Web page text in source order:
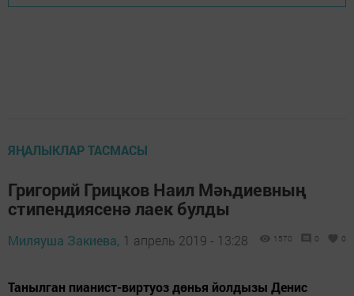
ЯҢАЛЫКЛАР ТАСМАСЫ
Григорий Грицков Наил Мәһдиевның
стипендиясенә лаек булды
Миляуша Закиева, 1 апрель 2019 - 13:28 1570 0 0
Танылган пианист-виртуоз дөнья йолдызы Денис